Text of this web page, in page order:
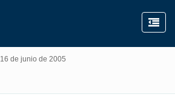
16 de junio de 2005